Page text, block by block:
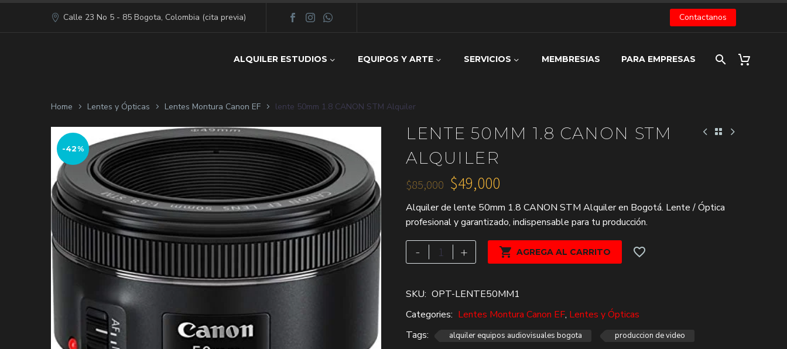
Calle 23 No 5 - 85 Bogota, Colombia (cita previa) Contactanos
ALQUILER ESTUDIOS EQUIPOS Y ARTE SERVICIOS MEMBRESIAS PARA EMPRESAS
Home Lentes y Ópticas Lentes Montura Canon EF lente 50mm 1.8 CANON STM Alquiler
-42%
LENTE 50MM 1.8 CANON STM
ALQUILER
$85,000
precio
original
era:
$85,000.
$49,000
precio
actual
es:
$49,000.
Alquiler de lente 50mm 1.8 CANON STM Alquiler en Bogotá. Lente / Óptica
profesional y garantizado, indispensable para tu producción.
-
50mm
CANON
Alquiler
cantidad
+  AGREGA AL CARRITO
SKU: OPT-LENTE50MM1
Categories: Lentes Montura Canon EF, Lentes y Ópticas
Tags:
alquiler equipos audiovisuales bogota
produccion de video